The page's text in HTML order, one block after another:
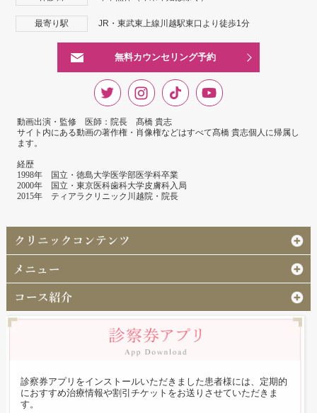
最寄り駅 JR・東武東上線川越駅東口より徒歩1分
無料カウンセリング予約
動画出演・監修 医師：院長 髙橋 貴志
サイト内にある動画の著作権・肖像権などはすべて髙橋 貴志個人に帰属し
ます。
経歴
1998年 国立・徳島大学医学部医学科卒業
2000年 国立・東京医科歯科大学皮膚科入局
2015年 ティアラクリニック川越院・院長
診察券アプリをインストールいただきました患者様には、定期的
におすすめ治療情報や割引チケットをお送りさせていただきま
す。